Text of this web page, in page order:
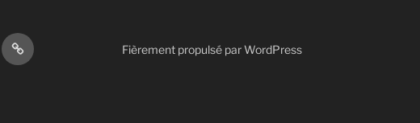
Autres
actions
Fièrement propulsé par WordPress